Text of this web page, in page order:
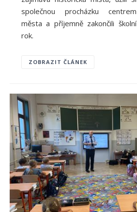
společnou procházku centrem
města a příjemně zakončili školní
rok.
ZOBRAZIT ČLÁNEK